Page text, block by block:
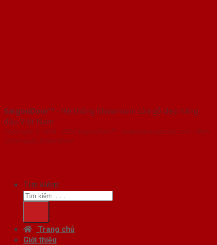
SaigonDoor™ - Hệ thống Showroom cửa gỗ đẹp hàng
đầu Việt Nam
Copyright ⓒ 2016 – 2026 SaigonDoor™ - www.bancuagodep.com | Đơn
vị chủ quản SaigonDoor
Tìm kiếm:
Trang chủ
Giới thiệu